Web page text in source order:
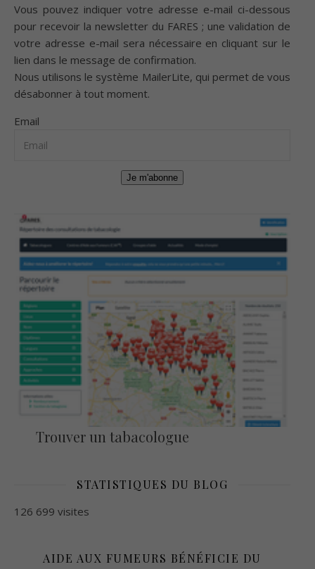
Vous pouvez indiquer votre adresse e-mail ci-dessous
pour recevoir la newsletter du FARES ; une validation de
votre adresse e-mail sera nécessaire en cliquant sur le
lien dans le message de confirmation.
Nous utilisons le système MailerLite, qui permet de vous
désabonner à tout moment.
Email
Je m'abonne
Trouver un tabacologue
STATISTIQUES DU BLOG
126 699 visites
AIDE AUX FUMEURS BÉNÉFICIE DU